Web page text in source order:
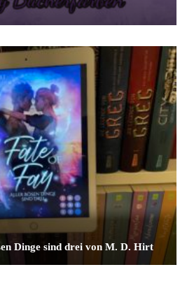
Dinge sind drei von M. D. Hirt